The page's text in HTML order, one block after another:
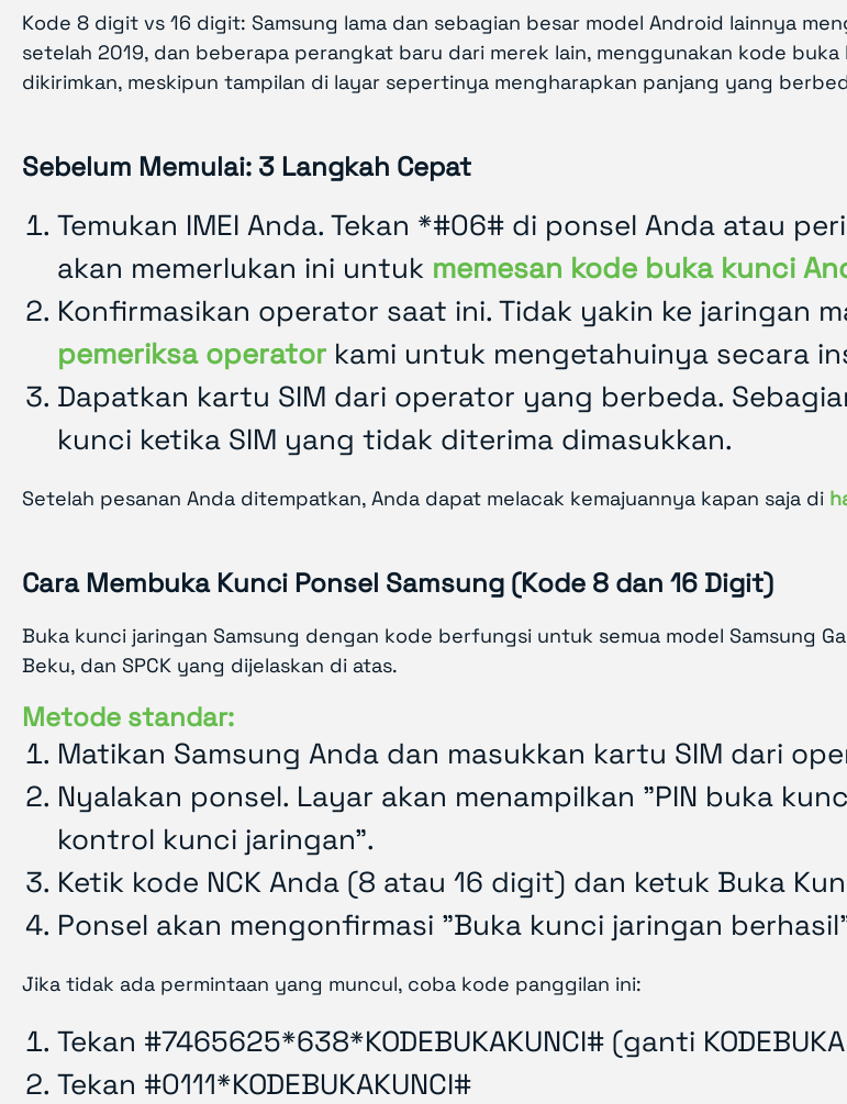
Kode 8 digit vs 16 digit: Samsung lama dan sebagian besar model Android lainnya
setelah 2019, dan beberapa perangkat baru dari merek lain, menggunakan kode
dikirimkan, meskipun tampilan di layar sepertinya mengharapkan panjang yang
Sebelum Memulai: 3 Langkah Cepat
Temukan IMEI Anda. Tekan *#06# di ponsel Anda atau
akan memerlukan ini untuk memesan kode buka kunci
Konfirmasikan operator saat ini. Tidak yakin ke jaringan
pemeriksa operator kami untuk mengetahuinya secara
Dapatkan kartu SIM dari operator yang berbeda.
kunci ketika SIM yang tidak diterima dimasukkan.
Setelah pesanan Anda ditempatkan, Anda dapat melacak kemajuannya kapan saja di
Cara Membuka Kunci Ponsel Samsung (Kode 8 dan 16 Digit)
Buka kunci jaringan Samsung dengan kode berfungsi untuk semua model Samsung
Beku, dan SPCK yang dijelaskan di atas.
Metode standar:
Matikan Samsung Anda dan masukkan kartu SIM dari
Nyalakan ponsel. Layar akan menampilkan "PIN buka
kontrol kunci jaringan".
Ketik kode NCK Anda (8 atau 16 digit) dan ketuk Buka
Ponsel akan mengonfirmasi "Buka kunci jaringan
Jika tidak ada permintaan yang muncul, coba kode panggilan ini:
Tekan #7465625*638*KODEBUKAKUNCI# (ganti
Tekan #0111*KODEBUKAKUNCI#